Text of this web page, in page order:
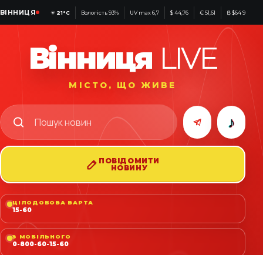
ВІННИЦЯ ☀ 21°C Вологість 93% UV max 6,7 $ 44,76 € 51,61 ₿ $64 932
Вінниця LIVE
МІСТО, ЩО ЖИВЕ
♪
ПОВІДОМИТИ
НОВИНУ
ЦІЛОДОБОВА ВАРТА
15-60
З МОБІЛЬНОГО
0-800-60-15-60